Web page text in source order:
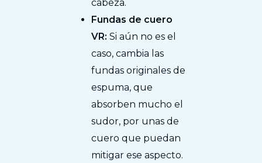
cabeza.
Fundas de cuero
VR: Si aún no es el
caso, cambia las
fundas originales de
espuma, que
absorben mucho el
sudor, por unas de
cuero que puedan
mitigar ese aspecto.